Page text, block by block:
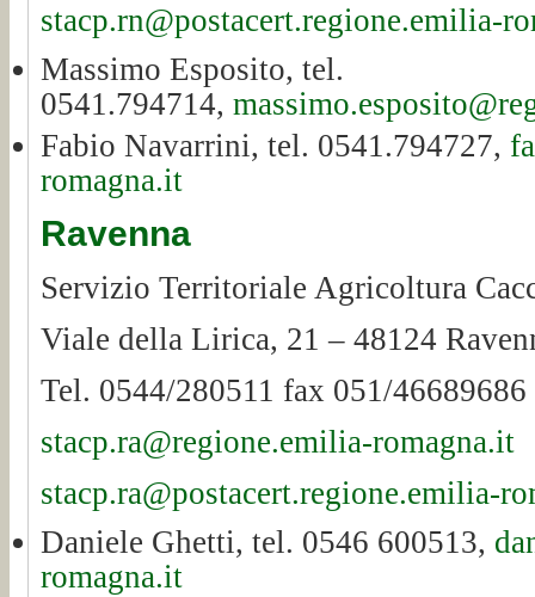
stacp.rn@postacert.regione.emilia-
Massimo Esposito, tel.
0541.794714,
Fabio Navarrini, tel. 0541.794727,
romagna.it
Ravenna
Servizio Territoriale Agricoltura
Viale della Lirica, 21 – 48124
Tel. 0544/280511 fax 051/46689686
stacp.ra@regione.emilia-romagna.it
stacp.ra@postacert.regione.emilia-
Daniele Ghetti, tel. 0546 600513,
romagna.it